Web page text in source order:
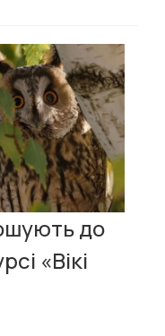
до
«Вікі